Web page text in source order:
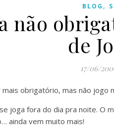
BLOG ,
não
de
17/06/
obrigatório, mas não jogo
joga fora do dia pra noite. O
ainda vem muito mais!